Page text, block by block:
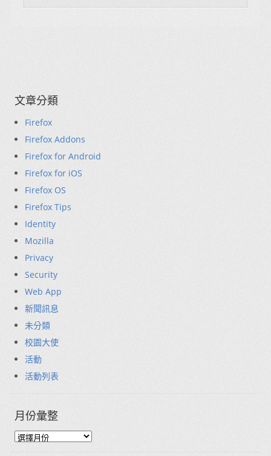
文章分類
Firefox
Firefox Addons
Firefox for Android
Firefox for iOS
Firefox OS
Firefox Tips
Identity
Mozilla
Privacy
Security
Web App
新聞訊息
未分類
校園大使
活動
活動列表
月份彙整